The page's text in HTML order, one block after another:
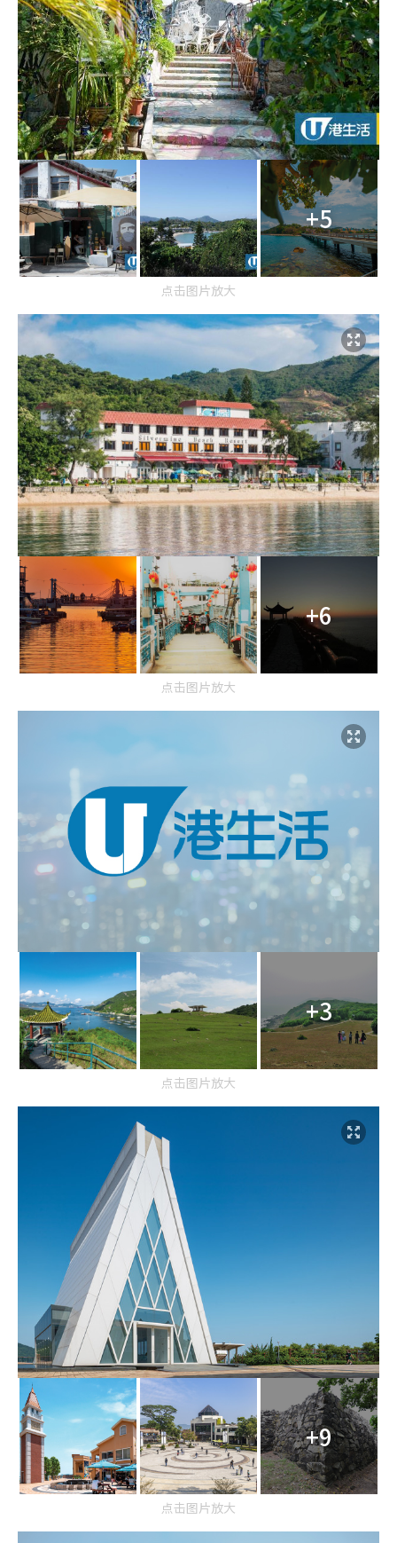
+5
点击图片放大
+6
点击图片放大
+3
点击图片放大
+9
点击图片放大